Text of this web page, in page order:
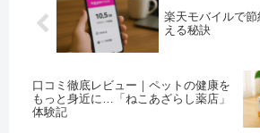
楽天モバイルで
える秘訣
口コミ徹底レビュー｜ペットの健康を
もっと身近に…「ねこあざらし薬店」
体験記